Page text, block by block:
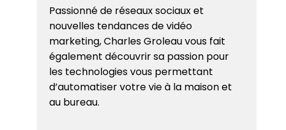
Passionné de réseaux sociaux et
nouvelles tendances de vidéo
marketing, Charles Groleau vous fait
également découvrir sa passion pour
les technologies vous permettant
d’automatiser votre vie à la maison et
au bureau.